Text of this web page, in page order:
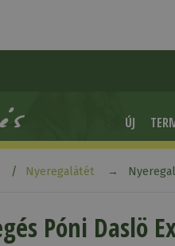
ÚJ
Nyeregalátét
Póni Daslö